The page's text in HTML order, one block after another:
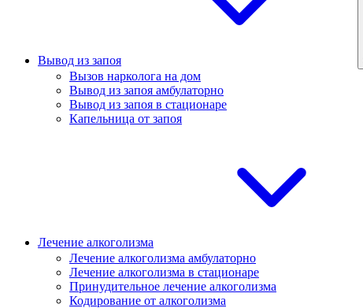
Вывод из запоя
Вызов нарколога на дом
Вывод из запоя амбулаторно
Вывод из запоя в стационаре
Капельница от запоя
Лечение алкоголизма
Лечение алкоголизма амбулаторно
Лечение алкоголизма в стационаре
Принудительное лечение алкоголизма
Кодирование от алкоголизма